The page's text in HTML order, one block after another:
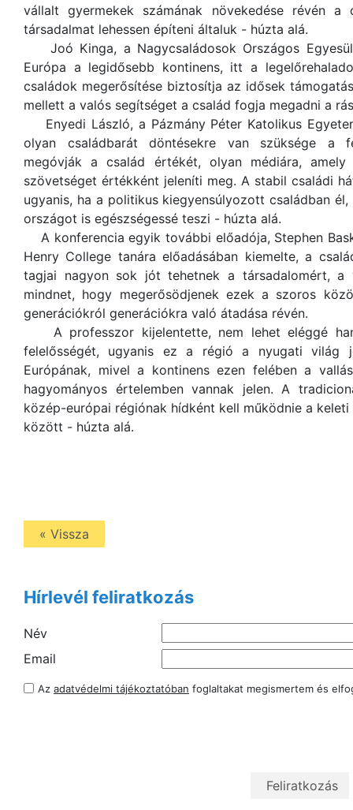
vállalt gyermekek számának növekedése révén a
társadalmat lehessen építeni általuk - húzta alá.
Joó Kinga, a Nagycsaládosok Országos
Európa a legidősebb kontinens, itt a
családok megerősítése biztosítja az idősek
mellett a valós segítséget a család fogja megadni a
Enyedi László, a Pázmány Péter Katolikus
olyan családbarát döntésekre van szüksége a
megóvják a család értékét, olyan médiára,
szövetséget értékként jeleníti meg. A stabil családi
ugyanis, ha a politikus kiegyensúlyozott családban
országot is egészségessé teszi - húzta alá.
A konferencia egyik további előadója, Stephen
Henry College tanára előadásában kiemelte, a
tagjai nagyon sok jót tehetnek a társadalomért, a
mindnet, hogy megerősödjenek ezek a szoros
generációkról generációkra való átadása révén.
A professzor kijelentette, nem lehet eléggé
felelősségét, ugyanis ez a régió a nyugati világ
Európának, mivel a kontinens ezen felében a
hagyományos értelemben vannak jelen. A
közép-európai régiónak hídként kell működnie a
között - húzta alá.
« Vissza
Hírlevél feliratkozás
Név
Email
Az adatvédelmi tájékoztatóban foglaltakat megismertem és